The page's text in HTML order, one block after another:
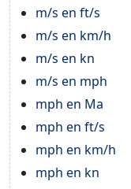
m/s en ft/s
m/s en km/h
m/s en kn
m/s en mph
mph en Ma
mph en ft/s
mph en km/h
mph en kn